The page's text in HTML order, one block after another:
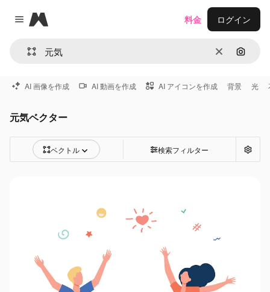
Close menu
Magnific
消去 画像で
料金 ログイン
AI 画像を作成 AI 動画を作成 AI アイコンを作成 背景 光
元気ベクター
ベクトル 検索フィルター